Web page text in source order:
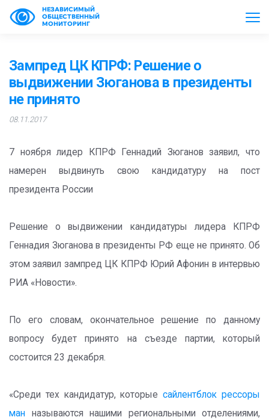
НЕЗАВИСИМЫЙ
ОБЩЕСТВЕННЫЙ
МОНИТОРИНГ
Зампред ЦК КПРФ: Решение о
выдвижении Зюганова в президенты
не принято
08.11.2017
7 ноября лидер КПРФ Геннадий Зюганов заявил, что
намерен выдвинуть свою кандидатуру на пост
президента России
Решение о выдвижении кандидатуры лидера КПРФ
Геннадия Зюганова в президенты РФ еще не принято. Об
этом заявил зампред ЦК КПРФ Юрий Афонин в интервью
РИА «Новости».
По его словам, окончательное решение по данному
вопросу будет принято на съезде партии, который
состоится 23 декабря.
«Среди тех кандидатур, которыесайлентблок рессоры
ман называются нашими региональными отделениями,